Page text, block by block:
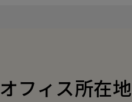
オフィス所在地